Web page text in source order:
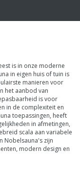
is in onze moderne
in eigen huis of tuin is
manieren voor
het aanbod van
is voor
in de complexiteit en
toepassingen, heeft
in afmetingen,
scala aan variabele
Nobelsauna's zijn
modern design en